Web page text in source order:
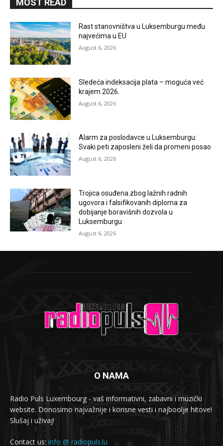
MOST READ
Rast stanovništva u Luksemburgu među
najvećima u EU
August 6, 2026
Sledeća indeksacija plata – moguća već
krajem 2026.
August 6, 2026
Alarm za poslodavce u Luksemburgu:
Svaki peti zaposleni želi da promeni posao
August 6, 2026
Trojica osuđena zbog lažnih radnih
ugovora i falsifikovanih diploma za
dobijanje boravišnih dozvola u
Luksemburgu
August 6, 2026
O NAMA
Radio Puls Luxembourg - vaš informativni, zabavni i muzički
website. Donosimo najvažnije i korisne vesti i najboolje hitove!
Slušaj i uživaj!
Contact us: info @ radiopuls.lu